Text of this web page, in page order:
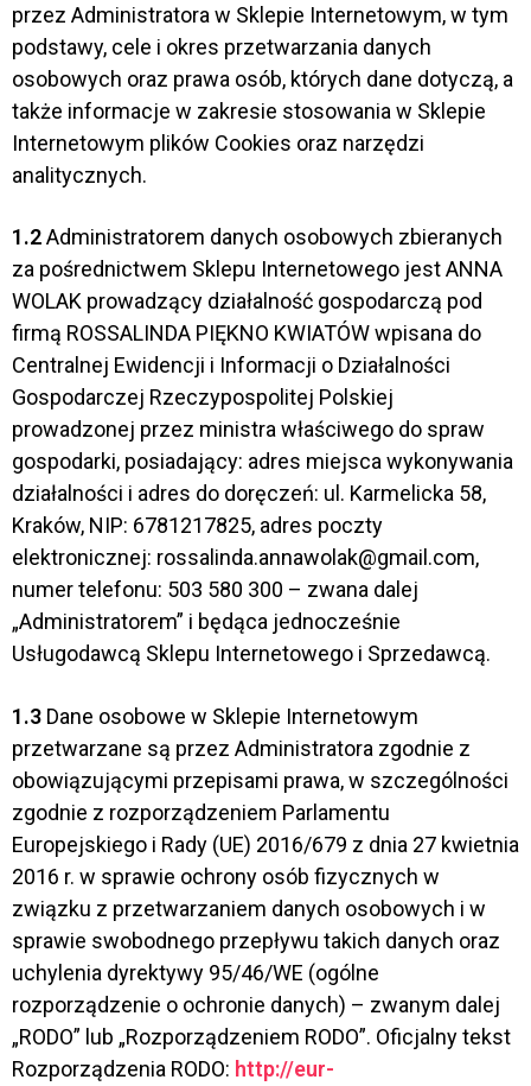
przez Administratora w Sklepie Internetowym, w tym
podstawy, cele i okres przetwarzania danych
osobowych oraz prawa osób, których dane dotyczą, a
także informacje w zakresie stosowania w Sklepie
Internetowym plików Cookies oraz narzędzi
analitycznych.
1.2Administratorem danych osobowych zbieranych
za pośrednictwem Sklepu Internetowego jest ANNA
WOLAK prowadzący działalność gospodarczą pod
firmą ROSSALINDA PIĘKNO KWIATÓW wpisana do
Centralnej Ewidencji i Informacji o Działalności
Gospodarczej Rzeczypospolitej Polskiej
prowadzonej przez ministra właściwego do spraw
gospodarki, posiadający: adres miejsca wykonywania
działalności i adres do doręczeń: ul. Karmelicka 58,
Kraków, NIP: 6781217825, adres poczty
elektronicznej: rossalinda.annawolak@gmail.com,
numer telefonu: 503 580 300 – zwana dalej
„Administratorem” i będąca jednocześnie
Usługodawcą Sklepu Internetowego i Sprzedawcą.
1.3 Dane osobowe w Sklepie Internetowym
przetwarzane są przez Administratora zgodnie z
obowiązującymi przepisami prawa, w szczególności
zgodnie z rozporządzeniem Parlamentu
Europejskiego i Rady (UE) 2016/679 z dnia 27 kwietnia
2016 r. w sprawie ochrony osób fizycznych w
związku z przetwarzaniem danych osobowych i w
sprawie swobodnego przepływu takich danych oraz
uchylenia dyrektywy 95/46/WE (ogólne
rozporządzenie o ochronie danych) – zwanym dalej
„RODO” lub „Rozporządzeniem RODO”. Oficjalny tekst
Rozporządzenia RODO: http://eur-